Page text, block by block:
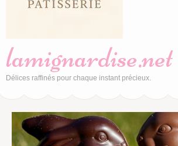
lamignardise.net
Délices raffinés pour chaque instant précieux.